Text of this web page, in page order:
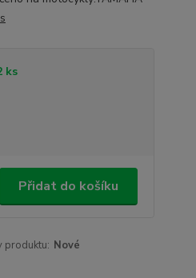
ks
Přidat do košíku
produktu: Nové